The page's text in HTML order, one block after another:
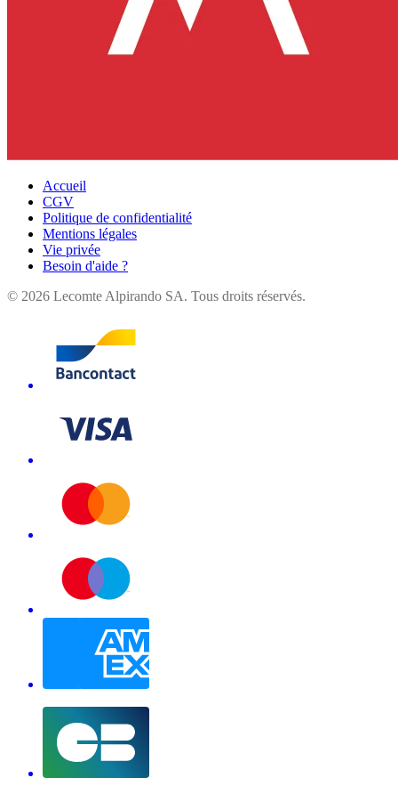
Accueil
CGV
Politique de confidentialité
Mentions légales
Vie privée
Besoin d'aide ?
© 2026 Lecomte Alpirando SA. Tous droits réservés.